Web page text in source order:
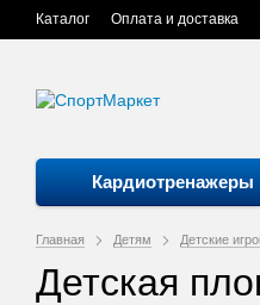
Каталог Оплата и доставка
Кардиотренажеры
Главная Детям Детские
Детская